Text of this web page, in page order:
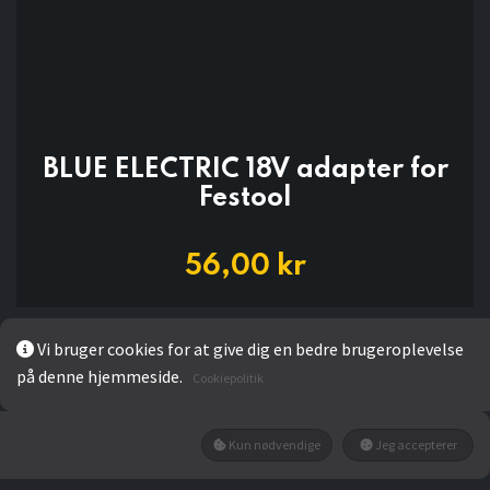
BLUE ELECTRIC 18V adapter for
Festool
56,00 kr
LÆG I KURV
Vi bruger cookies for at give dig en bedre brugeroplevelse
på denne hjemmeside.
Cookiepolitik
Kun nødvendige Jeg accepterer